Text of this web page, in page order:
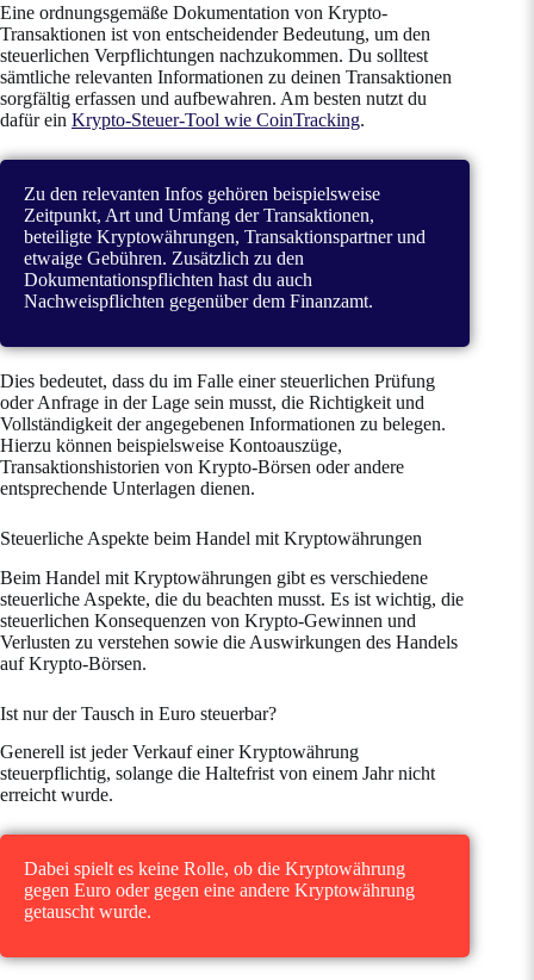
Eine ordnungsgemäße Dokumentation von Krypto-
Transaktionen ist von entscheidender Bedeutung, um den
steuerlichen Verpflichtungen nachzukommen. Du solltest
sämtliche relevanten Informationen zu deinen Transaktionen
sorgfältig erfassen und aufbewahren. Am besten nutzt du
dafür ein Krypto-Steuer-Tool wie CoinTracking.
Zu den relevanten Infos gehören beispielsweise
Zeitpunkt, Art und Umfang der Transaktionen,
beteiligte Kryptowährungen, Transaktionspartner und
etwaige Gebühren. Zusätzlich zu den
Dokumentationspflichten hast du auch
Nachweispflichten gegenüber dem Finanzamt.
Dies bedeutet, dass du im Falle einer steuerlichen Prüfung
oder Anfrage in der Lage sein musst, die Richtigkeit und
Vollständigkeit der angegebenen Informationen zu belegen.
Hierzu können beispielsweise Kontoauszüge,
Transaktionshistorien von Krypto-Börsen oder andere
entsprechende Unterlagen dienen.
Steuerliche Aspekte beim Handel mit Kryptowährungen
Beim Handel mit Kryptowährungen gibt es verschiedene
steuerliche Aspekte, die du beachten musst. Es ist wichtig, die
steuerlichen Konsequenzen von Krypto-Gewinnen und
Verlusten zu verstehen sowie die Auswirkungen des Handels
auf Krypto-Börsen.
Ist nur der Tausch in Euro steuerbar?
Generell ist jeder Verkauf einer Kryptowährung
steuerpflichtig, solange die Haltefrist von einem Jahr nicht
erreicht wurde.
Dabei spielt es keine Rolle, ob die Kryptowährung
gegen Euro oder gegen eine andere Kryptowährung
getauscht wurde.